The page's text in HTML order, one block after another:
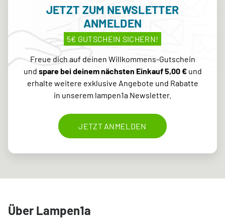
JETZT ZUM NEWSLETTER
ANMELDEN
5€ GUTSCHEIN SICHERN!
Freue dich auf deinen Willkommens-Gutschein
und spare bei deinem nächsten Einkauf 5,00 €und
erhalte weitere exklusive Angebote und Rabatte
in unserem lampen1a Newsletter.
JETZT ANMELDEN
Über Lampen1a